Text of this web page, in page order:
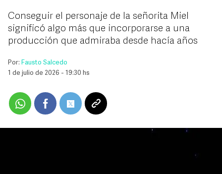
Conseguir el personaje de la señorita Miel
significó algo más que incorporarse a una
producción que admiraba desde hacía años
Por: Fausto Salcedo
1 de julio de 2026 - 19:30 hs